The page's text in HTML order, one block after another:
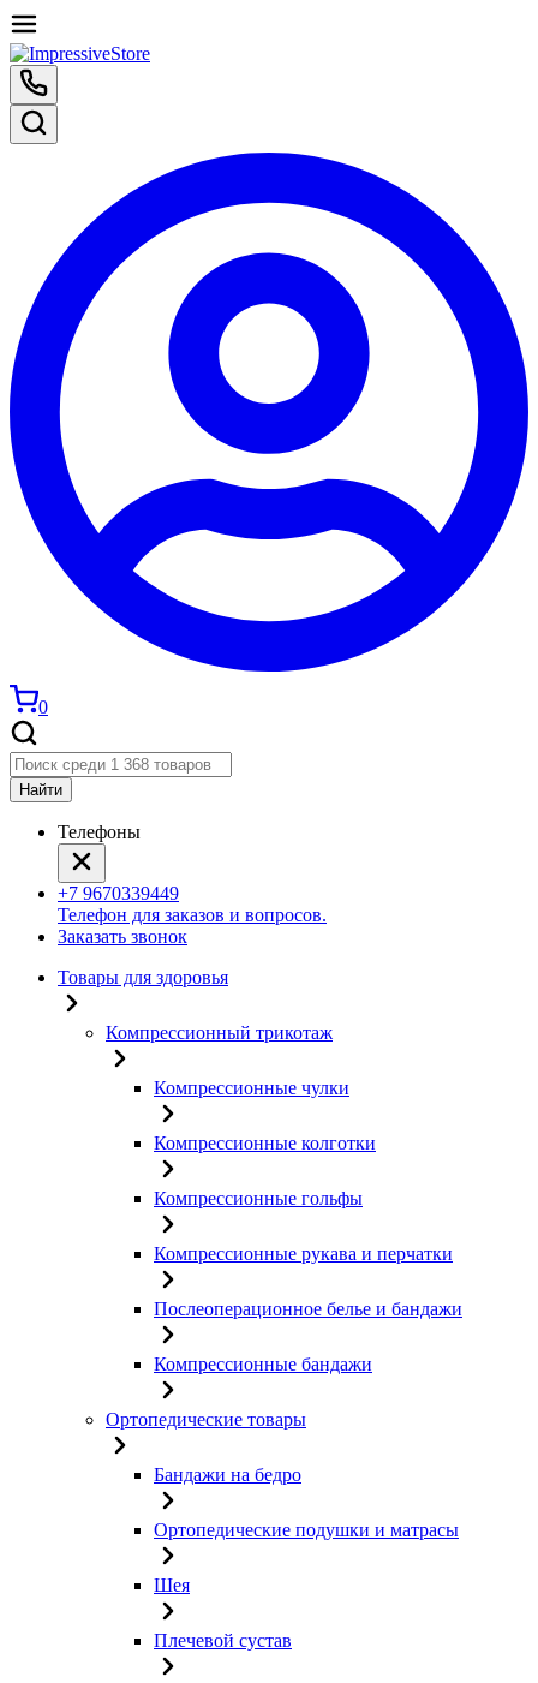
0
Найти
Телефоны
+7 9670339449
Телефон для заказов и вопросов.
Заказать звонок
Товары для здоровья
Компрессионный трикотаж
Компрессионные чулки
Компрессионные колготки
Компрессионные гольфы
Компрессионные рукава и перчатки
Послеоперационное белье и бандажи
Компрессионные бандажи
Ортопедические товары
Бандажи на бедро
Ортопедические подушки и матрасы
Шея
Плечевой сустав